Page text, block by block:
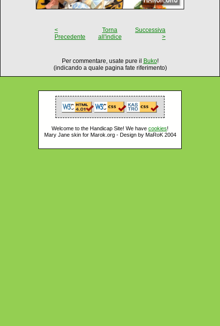
<
Precedente
Torna
all'indice
Successiva
>
Per commentare, usate pure il Buko!
(indicando a quale pagina fate riferimento)
Welcome to the Handicap Site! We have cookies!
Mary Jane skin for Marok.org - Design by MaRoK 2004